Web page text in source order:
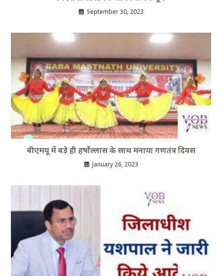
September 30, 2023
बीएमयू में बड़े ही हर्षोल्लास के साथ मनाया गणतंत्र दिवस
January 26, 2023